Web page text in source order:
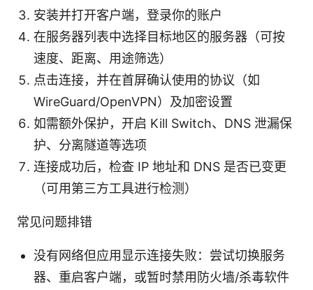
安装并打开客户端，登录你的账户
在服务器列表中选择目标地区的服务器（可按
速度、距离、用途筛选）
点击连接，并在首屏确认使用的协议（如
WireGuard/OpenVPN）及加密设置
如需额外保护，开启 Kill Switch、DNS 泄漏保
护、分离隧道等选项
连接成功后，检查 IP 地址和 DNS 是否已变更
（可用第三方工具进行检测）
常见问题排错
没有网络但应用显示连接失败：尝试切换服务
器、重启客户端，或暂时禁用防火墙/杀毒软件